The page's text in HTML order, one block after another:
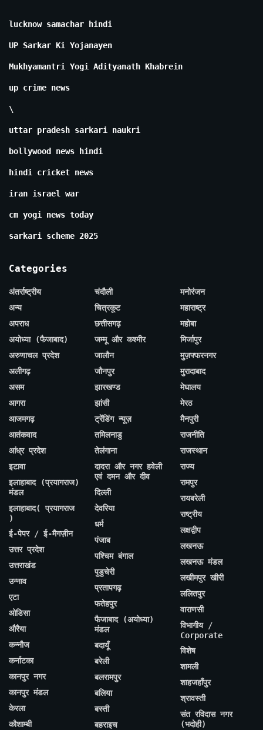
lucknow samachar hindi
UP Sarkar Ki Yojanayen
Mukhyamantri Yogi Adityanath Khabrein
up crime news
\
uttar pradesh sarkari naukri
bollywood news hindi
hindi cricket news
iran israel war
cm yogi news today
sarkari scheme 2025
Categories
अंतर्राष्ट्रीय
अन्य
अपराध
अयोध्या (फैजाबाद)
अरुणाचल प्रदेश
अलीगढ़
असम
आगरा
आजमगढ़
आतंकवाद
आंध्र प्रदेश
इटावा
इलाहाबाद (प्रयागराज)
मंडल
इलाहाबाद( प्रयागराज
)
ई-पेपर / ई-मैगज़ीन
उत्तर प्रदेश
उत्तराखंड
उन्नाव
एटा
ओडिसा
औरैया
कन्नौज
कर्नाटका
कानपुर नगर
कानपुर मंडल
केरला
कौशाम्बी
चंदौली
चित्रकूट
छत्तीसगढ़
जम्मू और कश्मीर
जालौन
जौनपुर
झारखण्ड
झांसी
ट्रेंडिंग न्यूज़
तमिलनाडु
तेलंगाना
दादरा और नगर हवेली
एवं दमन और दीव
दिल्ली
देवरिया
धर्म
पंजाब
पश्चिम बंगाल
पुडुचेरी
प्रतापगढ़
फतेहपुर
फैजाबाद (अयोध्या)
मंडल
बदायूँ
बरेली
बलरामपुर
बलिया
बस्ती
बहराइच
मनोरंजन
महाराष्ट्र
महोबा
मिर्जापुर
मुज़फ्फरनगर
मुरादाबाद
मेघालय
मेरठ
मैनपुरी
राजनीति
राजस्थान
राज्य
रामपुर
रायबरेली
राष्ट्रीय
लक्षद्वीप
लखनऊ
लखनऊ मंडल
लखीमपुर खीरी
ललितपुर
वाराणसी
विभागीय /
Corporate
विशेष
शामली
शाहजहाँपुर
श्रावस्ती
संत रविदास नगर
(भदोही)